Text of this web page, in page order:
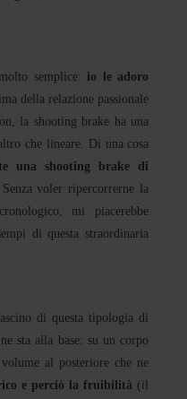
semplice: io le adoro
della relazione passionale
la shooting brake ha una
che lineare. Di una cosa
una shooting brake di
voler ripercorrerne la
mi piacerebbe
di questa straordinaria
di questa tipologia di
sta alla base: su un corpo
al posteriore che ne
e perciò la fruibilità (il